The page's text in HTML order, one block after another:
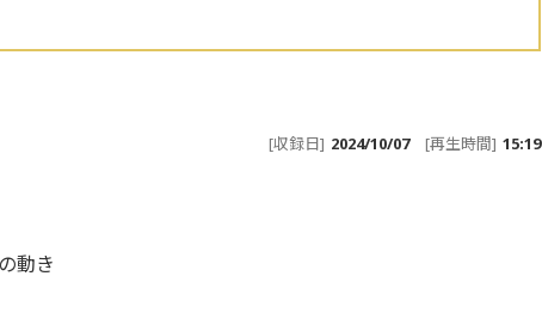
[収録日] 2024/10/07 [再生時間] 15:19
動き